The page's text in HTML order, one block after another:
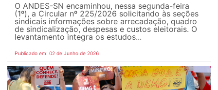
O ANDES-SN encaminhou, nessa segunda-feira
(1º), a Circular nº 225/2026 solicitando às seções
sindicais informações sobre arrecadação, quadro
de sindicalização, despesas e custos eleitorais. O
levantamento integra os estudos...
Publicado em: 02 de Junho de 2026